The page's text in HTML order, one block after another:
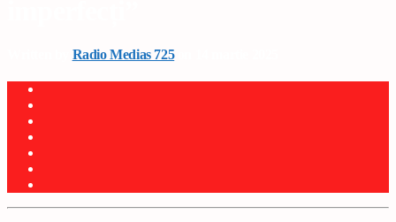
Radio Medias 725on 14 martie 2025